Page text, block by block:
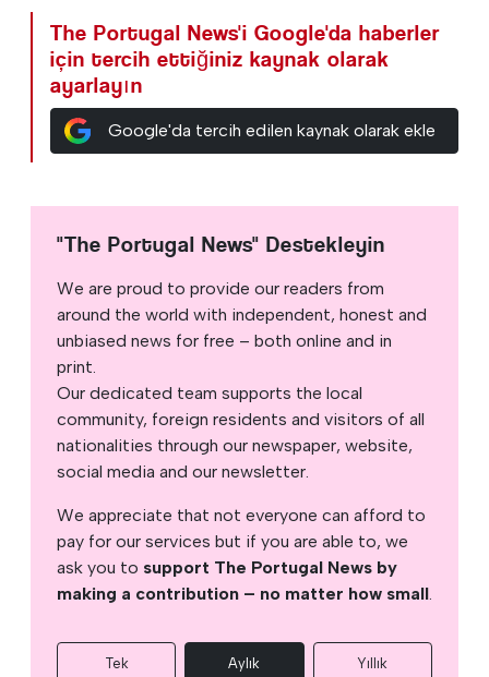
The Portugal News'i Google'da haberler
için tercih ettiğiniz kaynak olarak
ayarlayın
Google'da tercih edilen kaynak olarak ekle
"The Portugal News" Destekleyin
We are proud to provide our readers from
around the world with independent, honest and
unbiased news for free – both online and in
print.
Our dedicated team supports the local
community, foreign residents and visitors of all
nationalities through our newspaper, website,
social media and our newsletter.
We appreciate that not everyone can afford to
pay for our services but if you are able to, we
ask you to support The Portugal News by
making a contribution – no matter how small.
Tek Aylık Yıllık